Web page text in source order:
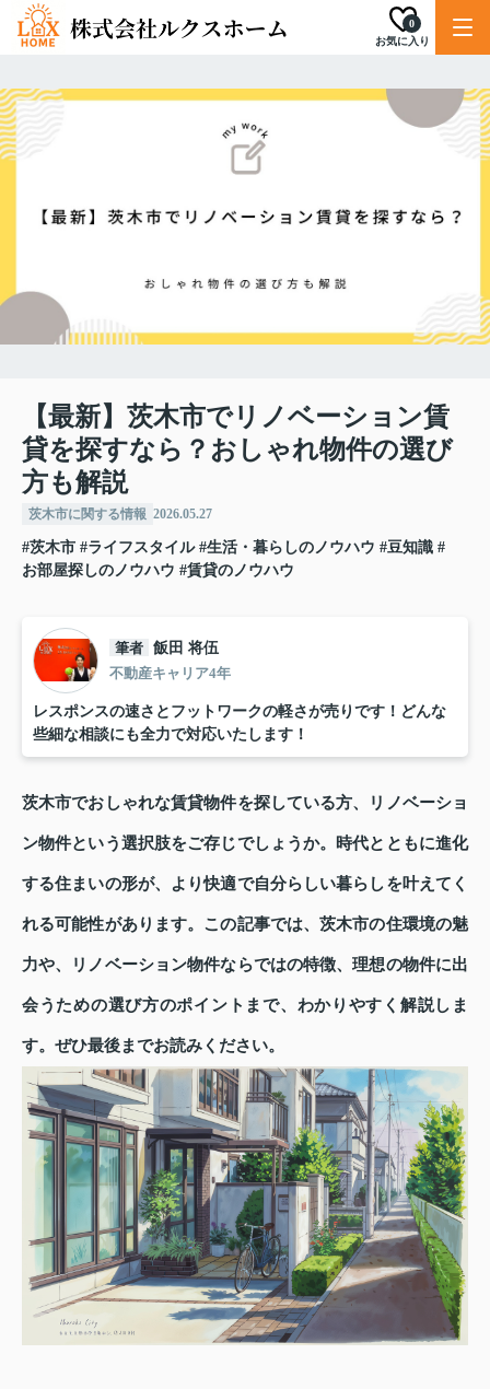
お気に入り
0
【最新】茨木市でリノベーション賃
貸を探すなら？おしゃれ物件の選び
方も解説
茨木市に関する情報 2026.05.27
#茨木市 #ライフスタイル #生活・暮らしのノウハウ #豆知識 #
お部屋探しのノウハウ #賃貸のノウハウ
筆者 飯田 将伍
不動産キャリア4年
レスポンスの速さとフットワークの軽さが売りです！どんな
些細な相談にも全力で対応いたします！
茨木市でおしゃれな賃貸物件を探している方、リノベーショ
ン物件という選択肢をご存じでしょうか。時代とともに進化
する住まいの形が、より快適で自分らしい暮らしを叶えてく
れる可能性があります。この記事では、茨木市の住環境の魅
力や、リノベーション物件ならではの特徴、理想の物件に出
会うための選び方のポイントまで、わかりやすく解説しま
す。ぜひ最後までお読みください。